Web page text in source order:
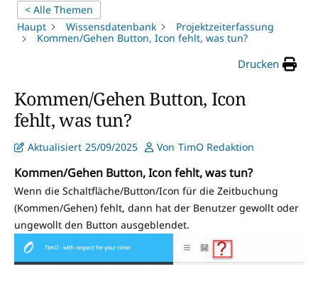
< Alle Themen
Haupt
Wissensdatenbank
Projektzeiterfassung
Kommen/Gehen Button, Icon fehlt, was tun?
Drucken
Kommen/Gehen Button, Icon
fehlt, was tun?
Aktualisiert 25/09/2025 Von TimO Redaktion
Kommen/Gehen Button, Icon fehlt, was tun?
Wenn die Schaltfläche/Button/Icon für die Zeitbuchung
(Kommen/Gehen) fehlt, dann hat der Benutzer gewollt oder
ungewollt den Button ausgeblendet.